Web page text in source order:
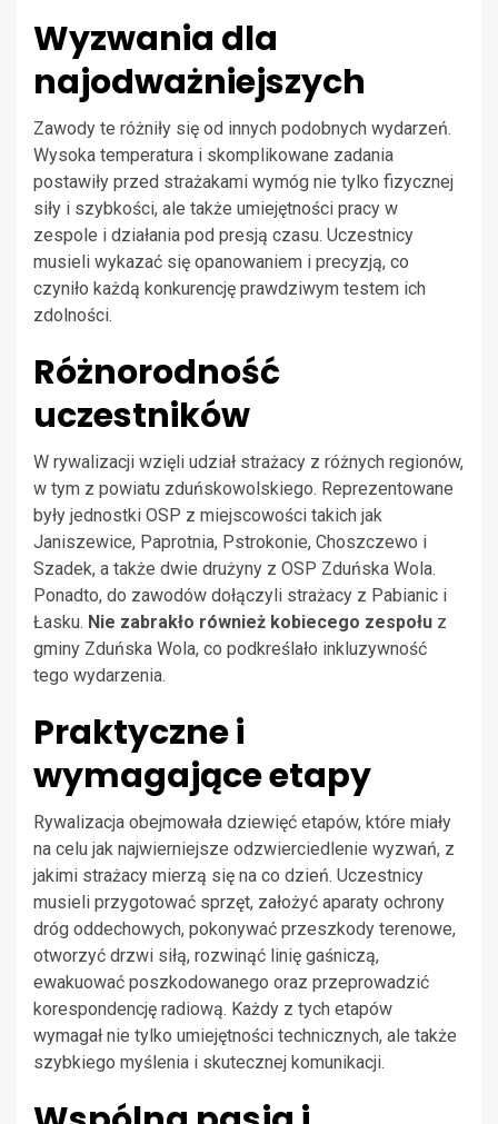
Wyzwania dla
najodważniejszych
Zawody te różniły się od innych podobnych wydarzeń.
Wysoka temperatura i skomplikowane zadania
postawiły przed strażakami wymóg nie tylko fizycznej
siły i szybkości, ale także umiejętności pracy w
zespole i działania pod presją czasu. Uczestnicy
musieli wykazać się opanowaniem i precyzją, co
czyniło każdą konkurencję prawdziwym testem ich
zdolności.
Różnorodność
uczestników
W rywalizacji wzięli udział strażacy z różnych regionów,
w tym z powiatu zduńskowolskiego. Reprezentowane
były jednostki OSP z miejscowości takich jak
Janiszewice, Paprotnia, Pstrokonie, Choszczewo i
Szadek, a także dwie drużyny z OSP Zduńska Wola.
Ponadto, do zawodów dołączyli strażacy z Pabianic i
Łasku. Nie zabrakło również kobiecego zespołu z
gminy Zduńska Wola, co podkreślało inkluzywność
tego wydarzenia.
Praktyczne i
wymagające etapy
Rywalizacja obejmowała dziewięć etapów, które miały
na celu jak najwierniejsze odzwierciedlenie wyzwań, z
jakimi strażacy mierzą się na co dzień. Uczestnicy
musieli przygotować sprzęt, założyć aparaty ochrony
dróg oddechowych, pokonywać przeszkody terenowe,
otworzyć drzwi siłą, rozwinąć linię gaśniczą,
ewakuować poszkodowanego oraz przeprowadzić
korespondencję radiową. Każdy z tych etapów
wymagał nie tylko umiejętności technicznych, ale także
szybkiego myślenia i skutecznej komunikacji.